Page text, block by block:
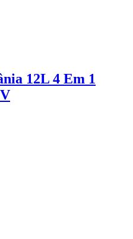
12L 4 Em 1